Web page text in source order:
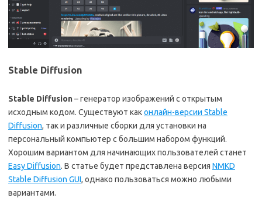
Stable Diffusion
Stable Diffusion– генератор изображений с открытым
исходным кодом. Существуют каконлайн-версии Stable
Diffusion, так и различные сборки для установки на
персональный компьютер с большим набором функций.
Хорошим вариантом для начинающих пользователей станет
Easy Diffusion. В статье будет представлена версия NMKD
Stable Diffusion GUI, однако пользоваться можно любыми
вариантами.